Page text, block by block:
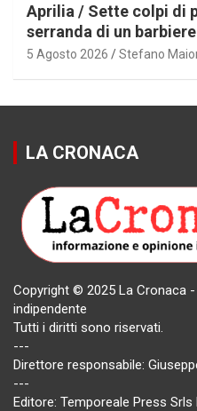
Aprilia / Sette colpi di
serranda di un
5 Agosto 2026 Stefano
LA CRONACA
Copyright © 2025 La Cronaca
indipendente
Tutti i diritti sono riservati.
---
Direttore responsabile:
---
Editore: Temporeale Press Srls